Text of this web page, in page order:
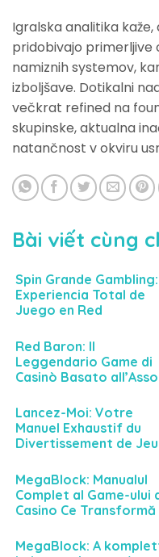
Igralska analitika
pridobivajo
namiznih systemov,
izboljšave. Dotikalni
večkrat refined na
skupinske, aktualna
natančnost v okviru
Bài viết cùng
Spin Grande Gambling:
Experiencia Total de
Juego en Red
Red Baron: Il
Leggendario Game di
Casinò Basato all’Asso
Lancez-Moi: Votre
Manuel Exhaustif du
Divertissement de
MegaBlock: Manualul
Complet al Game-ului
Casino Ce Transformă
Digital
MegaBlock: A